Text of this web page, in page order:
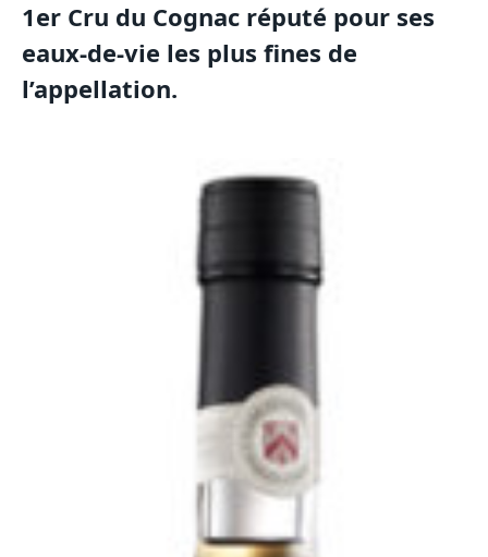
1er Cru du Cognac réputé pour ses
eaux-de-vie les plus fines de
l’appellation.